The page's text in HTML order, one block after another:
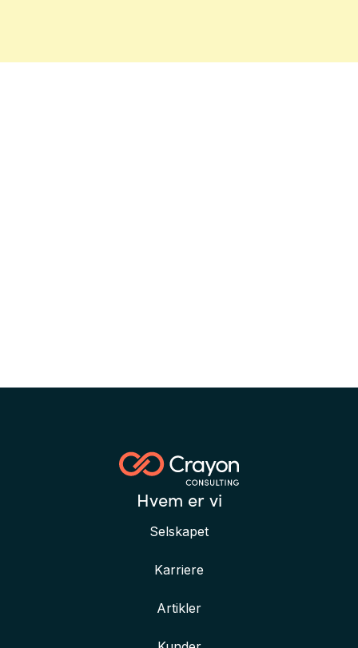
styrke sin digitale tilstedeværelse ved å skape
Hvem er vi
Selskapet
Karriere
Artikler